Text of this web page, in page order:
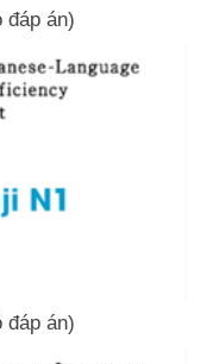
đáp án)
đáp án)